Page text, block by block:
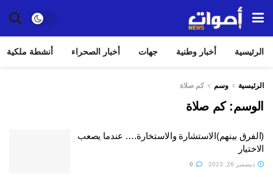
الرئيسية أخبار وطنية جهات أخبار الصحراء أنشطة ملكية
الرئيسية وسم كم صلاة
الوسم:كم صلاة
(الفرق بينهم)الاستشارة والاستخارة…. عندما يصعب
الاختيار
ديسمبر 26, 2023